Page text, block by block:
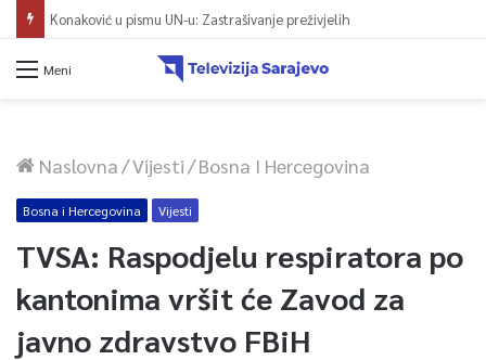
Protest zeničkih rudara do ispunjenja zahtjeva
Meni
Naslovna/Vijesti/Bosna I Hercegovina
Bosna i Hercegovina Vijesti
TVSA: Raspodjelu respiratora po
kantonima vršit će Zavod za
javno zdravstvo FBiH